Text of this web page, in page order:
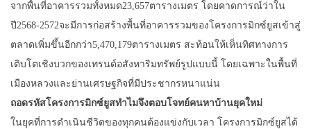
จากพื้นที่อาคารรวมทั้งหมด23,657ตารางเมตร โดยคาดการณ์ว่าใน
ปี2568-2572จะมีการก่อสร้างพื้นที่อาคารรวมของโครงการมิกซ์ยูสเข้าสู่
ตลาดเพิ่มขึ้นอีกกว่า5,470,179ตารางเมตร สะท้อนให้เห็นทิศทางการ
เติบโตเชิงบวกของเทรนด์อสังหาริมทรัพย์รูปแบบนี้ โดยเฉพาะในพื้นที่
เมืองหลวงและย่านเศรษฐกิจที่มีประชากรหนาแน่น
ถอดรหัสโครงการมิกซ์ยูสทำไมจึงตอบโจทย์คนหาบ้านยุคใหม่
ในยุคที่การดำเนินชีวิตของทุกคนต้องแข่งกับเวลา โครงการมิกซ์ยูสได้